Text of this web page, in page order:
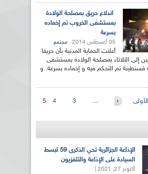
اندلاع حريق بمصلحة الولادة
بمستشفى الخروب تم إخماده
بسرعة
05 أغسطس 2014 مجتمع
أعلنت الحماية المدنية بأن حريقا
إلى الثلاثاء بمصلحة الولادة بمستشفى
قسنطينة تم التحكم فيه و إخماده بسرعة. و
…
3
4
5
الإذاعة الجزائرية تحي الذكرى 59 لبسط
السيادة على الإذاعة والتلفزيون
أكتوبر 27, 2021 |